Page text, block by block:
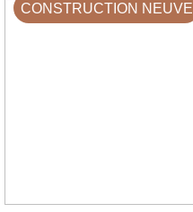
CONSTRUCTION NEUVE